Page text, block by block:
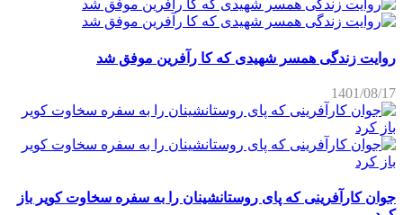
روایت زندگی همسر شهیدی که کا رآفرین موفق شد
1401/08/17
جوان کارآفرینی که پای روستانشینان را به سفره سخاوت کویر باز